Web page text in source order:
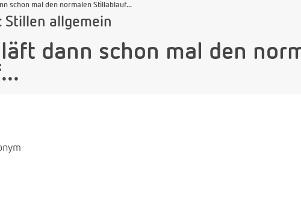
schon mal den normalen Stillablauf...
Stillen allgemein
dann schon mal den